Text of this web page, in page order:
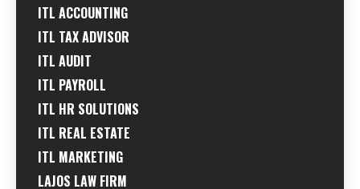
ITL ACCOUNTING
ITL TAX ADVISOR
ITL AUDIT
ITL PAYROLL
ITL HR SOLUTIONS
ITL REAL ESTATE
ITL MARKETING
LAJOS LAW FIRM